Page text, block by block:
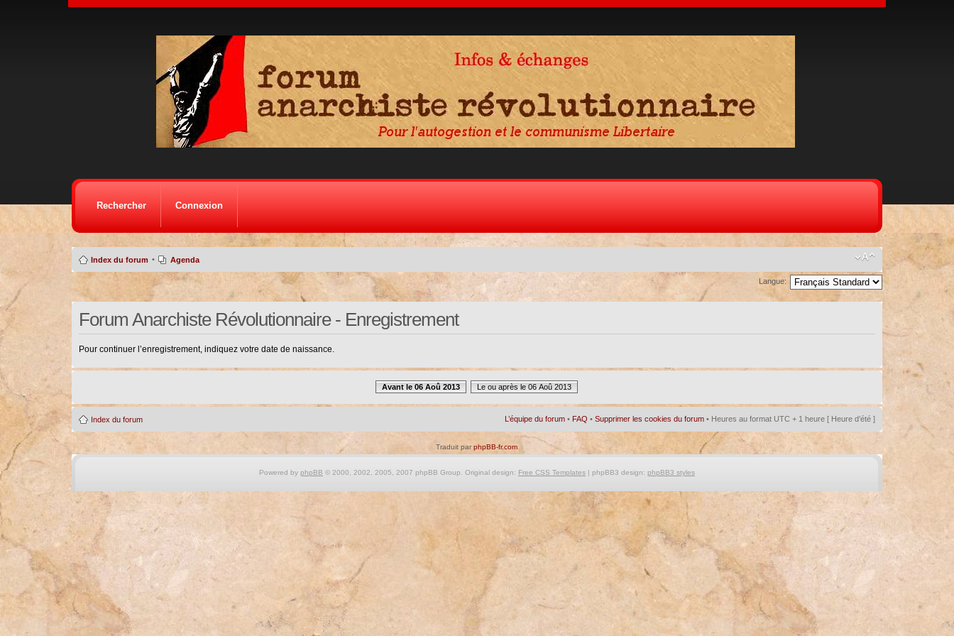
Rechercher Connexion
Index du forum • Agenda
Langue:
Forum Anarchiste Révolutionnaire - Enregistrement
Pour continuer l’enregistrement, indiquez votre date de naissance.
Avant le 06 Aoû 2013 Le ou après le 06 Aoû 2013
Index du forum L’équipe du forum • FAQ •Supprimer les cookies du forum • Heures au format UTC + 1 heure [ Heure d’été ]
Traduit parphpBB-fr.com
Powered by phpBB © 2000, 2002, 2005, 2007 phpBB Group. Original design: Free CSS Templates| phpBB3 design: phpBB3 styles